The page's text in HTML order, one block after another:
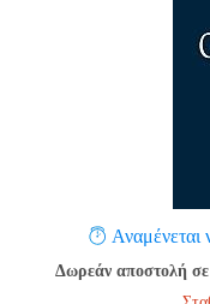
Αναμένεται
Δωρεάν αποστολή σε